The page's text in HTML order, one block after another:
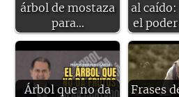
árbol de mostaza
para…
al caído:
el
Árbol que no da
Frases